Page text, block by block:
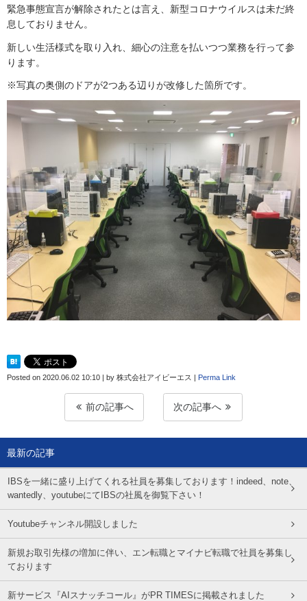
緊急事態宣言が解除されたとは言え、新型コロナウイルスは未だ終
息しておりません。
新しい生活様式を取り入れ、細心の注意を払いつつ業務を行って参
ります。
※写真の奥側のドアが2つある辺りが改修した箇所です。
Posted on 2020.06.02 10:10 | by 株式会社アイビーエス | Perma Link
前の記事へ 次の記事へ
最新の記事
IBSを一緒に盛り上げてくれる社員を募集しております！indeed、note、
wantedly、youtubeにてIBSの社風を御覧下さい！
Youtubeチャンネル開設しました
新規お取引先様の増加に伴い、エン転職とマイナビ転職で社員を募集し
ております
新サービス『AIスナッチコール』がPR TIMESに掲載されました